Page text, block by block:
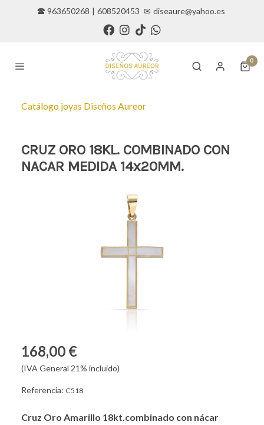
🕿 963650268 | 608520453 ✉ diseaure@yahoo.es
0
Catálogo joyas Diseños Aureor
CRUZ ORO 18KL. COMBINADO CON
NACAR MEDIDA 14x20MM.
168,00 €
(IVA General 21% incluido)
Referencia: C518
Cruz Oro Amarillo 18kt.combinado con nácar